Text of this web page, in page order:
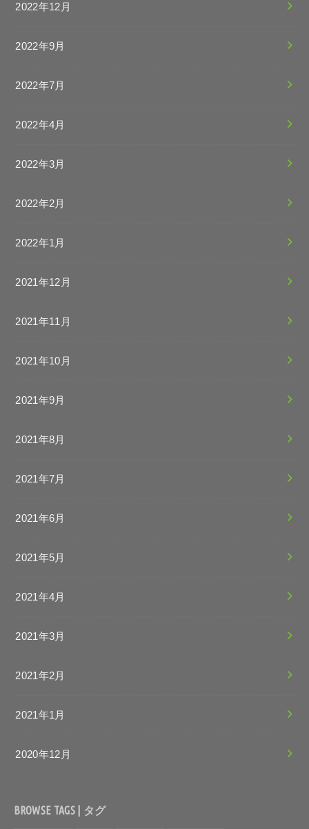
2022年12月
2022年9月
2022年7月
2022年4月
2022年3月
2022年2月
2022年1月
2021年12月
2021年11月
2021年10月
2021年9月
2021年8月
2021年7月
2021年6月
2021年5月
2021年4月
2021年3月
2021年2月
2021年1月
2020年12月
BROWSE TAGS | タグ